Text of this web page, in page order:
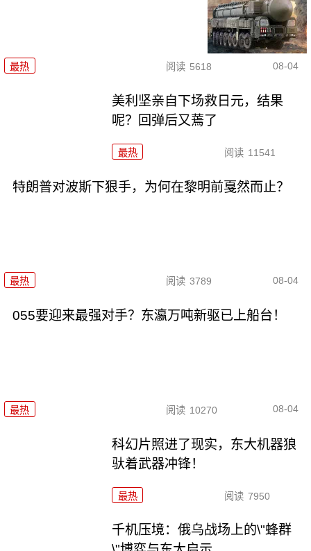
最热 阅读 5618 08-04
美利坚亲自下场救日元，结果
呢？回弹后又蔫了
最热 阅读 11541
特朗普对波斯下狠手，为何在黎明前戛然而止？
最热 阅读 3789 08-04
055要迎来最强对手？东瀛万吨新驱已上船台！
最热 阅读 10270 08-04
科幻片照进了现实，东大机器狼
驮着武器冲锋！
最热 阅读 7950
千机压境：俄乌战场上的\"蜂群